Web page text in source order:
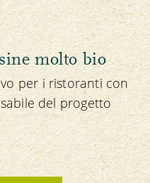
molto bio
per i ristoranti con
del progetto